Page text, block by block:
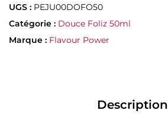
UGS : PEJU00DOFO50
Catégorie : Douce Foliz 50ml
Marque : Flavour Power
Description